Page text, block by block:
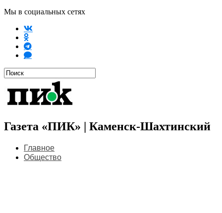
Мы в социальных сетях
Газета «ПИК» | Каменск-Шахтинский
Главное
Общество